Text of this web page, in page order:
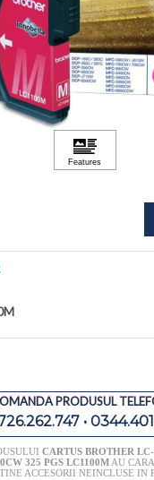
PRODUSUL
•
CARTUS BROTHER
325 PGS LC1100MAU
ACCESORII NEINCLUSE IN